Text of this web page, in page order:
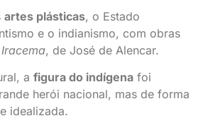
artes plásticas, o Estado
e o indianismo, com obras
Iracema, de José de Alencar.
a figura do indígena foi
herói nacional, mas de forma
idealizada.